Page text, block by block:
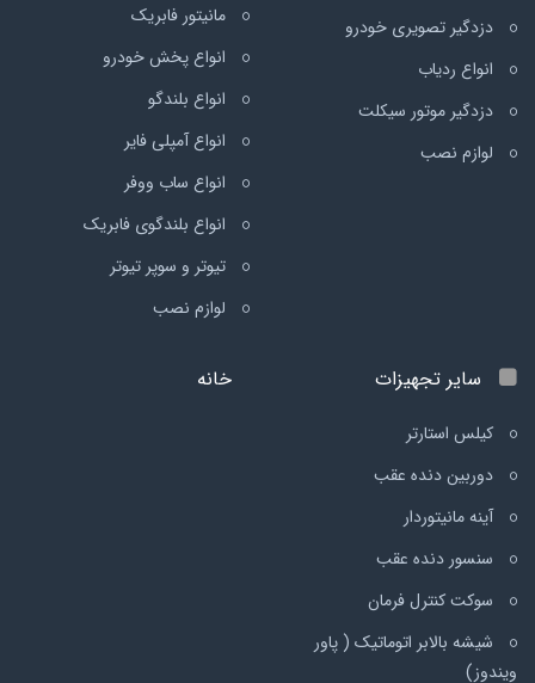
دزدگیر تصویری خودرو
انواع ردیاب
دزدگیر موتور سیکلت
لوازم نصب
مانیتور فابریک
انواع پخش خودرو
انواع بلندگو
انواع آمپلی فایر
انواع ساب ووفر
انواع بلندگوی فابریک
تیوتر و سوپر تیوتر
لوازم نصب
سایر تجهیزات
کیلس استارتر
دوربین دنده عقب
آینه مانیتوردار
سنسور دنده عقب
سوکت کنترل فرمان
شیشه بالابر اتوماتیک ( پاور
ویندوز)
خانه